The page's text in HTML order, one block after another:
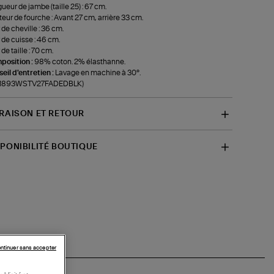
de jambe (taille 25) : 67 cm.
de fourche : Avant 27 cm, arrière 33 cm.
de cheville : 36 cm.
de cuisse : 46 cm.
de taille : 70 cm.
: 98% coton. 2% élasthanne.
d'entretien :
Lavage en machine à 30°.
ET RETOUR
BOUTIQUE
sans accepter